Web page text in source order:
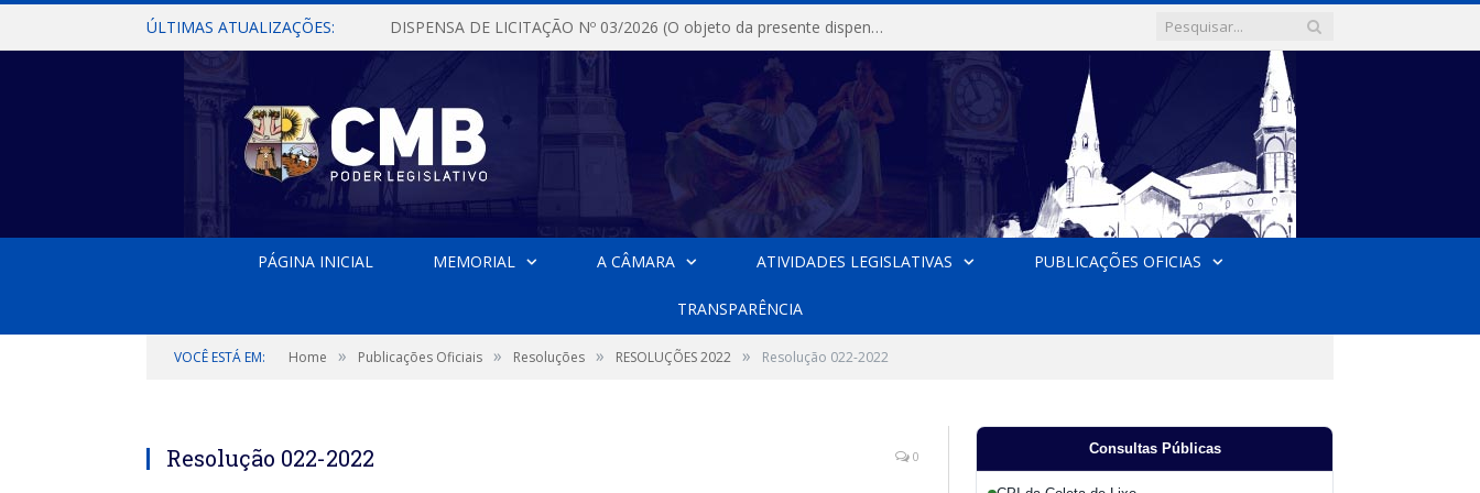
ÚLTIMAS ATUALIZAÇÕES: DISPENSA DE LICITAÇÃO Nº 03/2026 (O objeto da presente dispensa é a escolha da proposta mais vantajosa para a aquisição, de aparelhos de ar condicionado, tipo Split, com material de instalação e fogão industrial, conforme condições, quantidades e exigências estabelecidas no termo de referencia e neste aviso de contratação direta e seus anexos)
PÁGINA INICIAL MEMORIAL A CÂMARA ATIVIDADES LEGISLATIVAS PUBLICAÇÕES OFICIAS
TRANSPARÊNCIA
VOCÊ ESTÁ EM: Home » Publicações Oficiais » Resoluções » RESOLUÇÕES 2022 » Resolução 022-2022
Resolução 022-2022 0 Consultas Públicas